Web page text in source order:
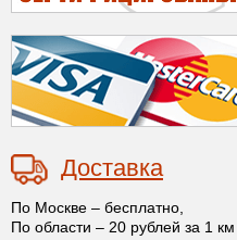
Доставка
По Москве – бесплатно,
По области – 20 рублей за 1 км